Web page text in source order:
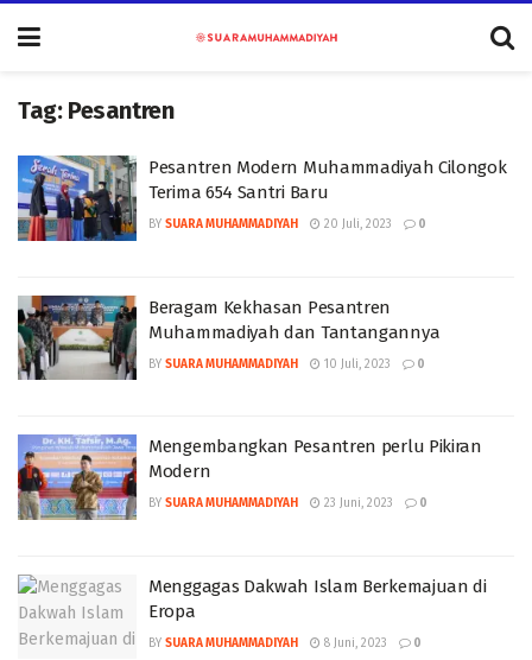
Tag: Pesantren
Pesantren Modern Muhammadiyah Cilongok
Terima 654 Santri Baru
BY SUARA MUHAMMADIYAH 20 Juli, 2023 0
Beragam Kekhasan Pesantren
Muhammadiyah dan Tantangannya
BY SUARA MUHAMMADIYAH 10 Juli, 2023 0
Mengembangkan Pesantren perlu Pikiran
Modern
BY SUARA MUHAMMADIYAH 23 Juni, 2023 0
Menggagas Dakwah Islam Berkemajuan di
Eropa
BY SUARA MUHAMMADIYAH 8 Juni, 2023 0